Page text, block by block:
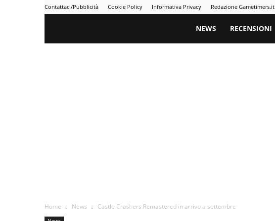
Contattaci/Pubblicità Cookie Policy Informativa Privacy Redazione Gametimers.it
Gametimers
NEWS RECENSIONI
Home News Castle Crashers Remastered in arrivo a settembre